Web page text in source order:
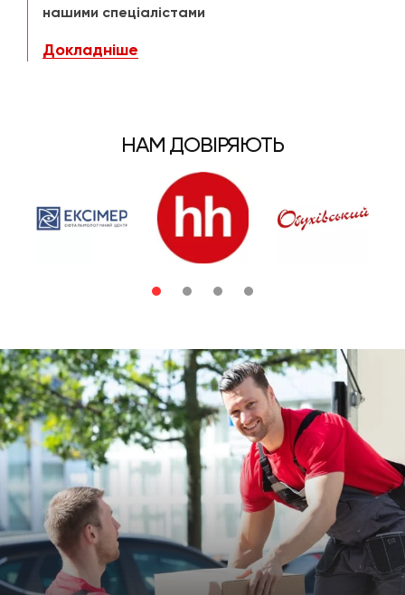
нашими спеціалістами
Докладніше
НАМ ДОВІРЯЮТЬ